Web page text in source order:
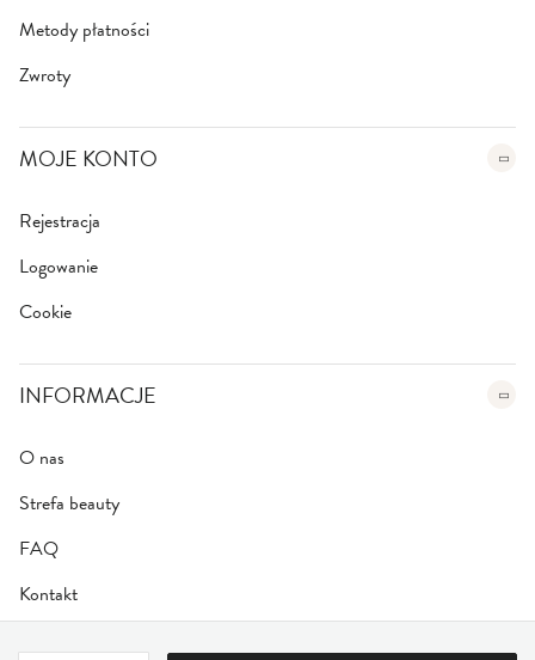
Metody płatności
Zwroty
MOJE KONTO
Rejestracja
Logowanie
Cookie
INFORMACJE
O nas
Strefa beauty
FAQ
Kontakt